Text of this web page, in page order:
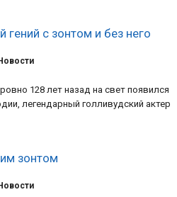
гений с зонтом и без него
128 лет назад на свет появился
легендарный голливудский актер
зонтом